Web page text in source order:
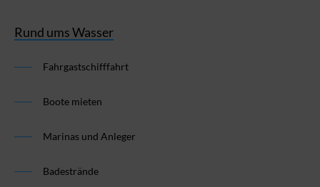
Rund ums Wasser
Fahrgastschifffahrt
Boote mieten
Marinas und Anleger
Badestrände